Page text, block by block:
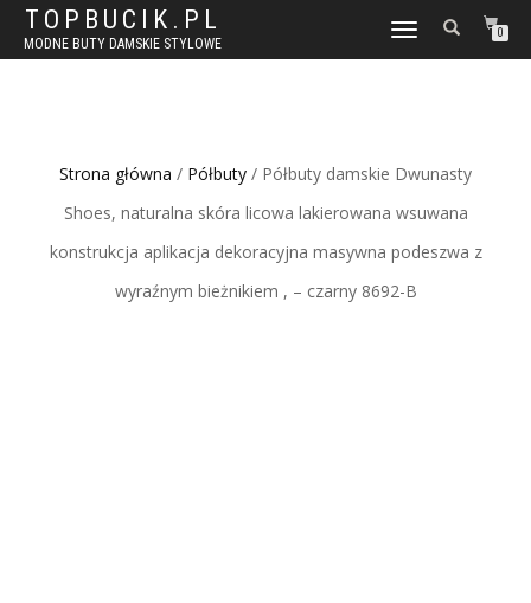
TOPBUCIK.PL
MODNE BUTY DAMSKIE STYLOWE
WŁĄCZ
NAWIGACJĘ
0
Strona główna / Półbuty / Półbuty damskie Dwunasty
Shoes, naturalna skóra licowa lakierowana wsuwana
konstrukcja aplikacja dekoracyjna masywna podeszwa z
wyraźnym bieżnikiem , – czarny 8692-B